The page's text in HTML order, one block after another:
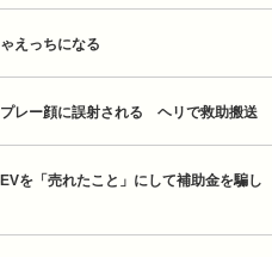
えっちになる
レー顔に誤射される　ヘリで救助搬送
を「売れたこと」にして補助金を騙し